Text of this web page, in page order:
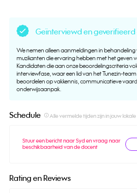
Geïnterviewd en geverifieerd
We nemen alleen aanmeldingen in
muzikanten die ervaring hebben met het geven
Kandidaten die aan onze beoordelingscriteria
interviewfase, waar een lid van het Tunezin-
beoordelen op vakkennis, communicatieve
onderwijsaanpak.
Schedule info_outline
Alle vermelde tijden zijn in jouw lokale
Stuur een bericht naar Syd en vraag naar
beschikbaarheid van de docent
Rating en Reviews